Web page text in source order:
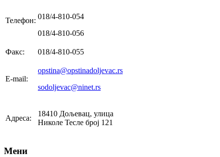
Телефон: 018/4-810-054
018/4-810-056
Факс: 018/4-810-055
E-mail:
opstina@opstinadoljevac.rs
sodoljevac@ninet.rs
Адреса:
18410 Дољевац, улица
Николе Тесле број 121
Мени